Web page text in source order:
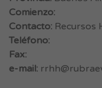
Comienzo:
Contacto: Recursos
Teléfono:
Fax:
e-mail: